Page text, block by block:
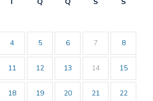
4 5 6 7 8
11 12 13 14 15
18 19 20 21 22